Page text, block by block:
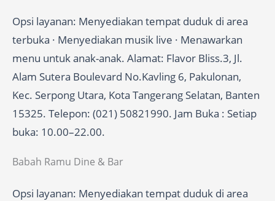
Opsi layanan: Menyediakan tempat duduk di area
terbuka · Menyediakan musik live · Menawarkan
menu untuk anak-anak. Alamat: Flavor Bliss.3, Jl.
Alam Sutera Boulevard No.Kavling 6, Pakulonan,
Kec. Serpong Utara, Kota Tangerang Selatan, Banten
15325. Telepon: (021) 50821990. Jam Buka : Setiap
buka: 10.00–22.00.
Babah Ramu Dine & Bar
Opsi layanan: Menyediakan tempat duduk di area